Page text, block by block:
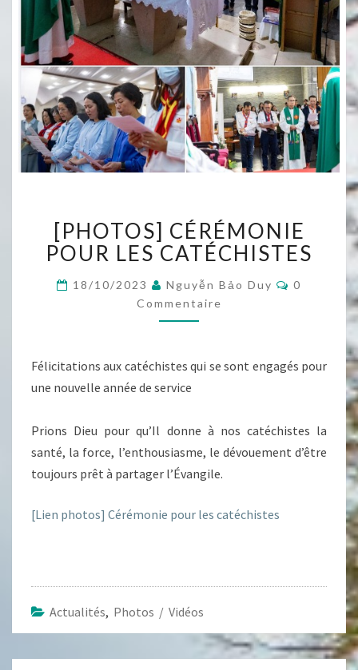
CÉRÉMONIE
POUR
LES
CATÉCHISTES
[PHOTOS] CÉRÉMONIE
POUR LES CATÉCHISTES
18/10/2023 Nguyễn Bảo Duy
0
Commentaire
Félicitations aux catéchistes qui se sont engagés pour
une nouvelle année de service
Prions Dieu pour qu’Il donne à nos catéchistes la
santé, la force, l’enthousiasme, le dévouement d’être
toujours prêt à partager l’Évangile.
[Lien photos] Cérémonie pour les catéchistes
Actualités, Photos / Vidéos